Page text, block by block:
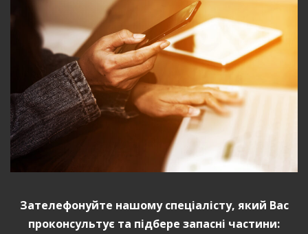
Зателефонуйте нашому спеціалісту, який Вас
проконсультує та підбере запасні частини: